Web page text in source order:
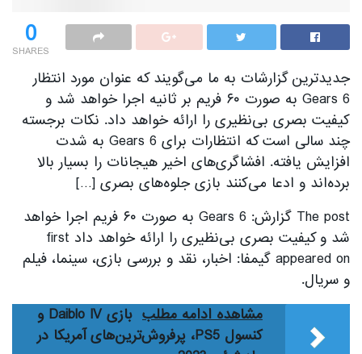
0
SHARES
جدیدترین گزارشات به ما می‌گویند که عنوان مورد انتظار
Gears 6 به صورت ۶۰ فریم بر ثانیه اجرا خواهد شد و
کیفیت بصری بی‌نظیری را ارائه خواهد داد. نکات برجسته
چند سالی است که انتظارات برای Gears 6 به شدت
افزایش یافته. افشاگری‌های اخیر هیجانات را بسیار بالا
برده‌اند و ادعا می‌کنند بازی جلوه‌های بصری […]
The post گزارش: Gears 6 به صورت ۶۰ فریم اجرا خواهد
شد و کیفیت بصری بی‌نظیری را ارائه خواهد داد first
appeared on گیمفا: اخبار، نقد و بررسی بازی، سینما، فیلم
و سریال.
مشاهده ادامه مطلب
بازی Daiblo IV و
کنسول PS5، پرفروش‌ترین‌های آمریکا در